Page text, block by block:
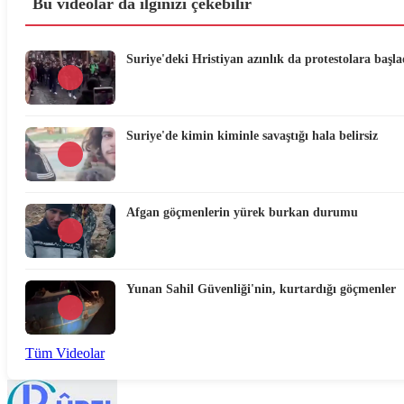
Suriye'deki Hristiyan azınlık da protestolara
Suriye'de kimin kiminle savaştığı hala belirsiz
Afgan göçmenlerin yürek burkan durumu
Yunan Sahil Güvenliği'nin, kurtardığı göçmenler
Tüm Videolar